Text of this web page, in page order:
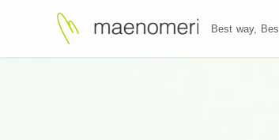
Best way,